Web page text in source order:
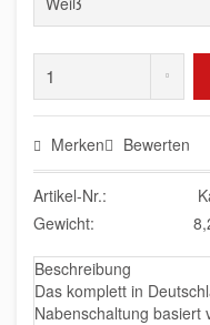
Merken Bewerten
Artikel-Nr.:
Gewicht:
Beschreibung
Das komplett in
Nabenschaltung basiert